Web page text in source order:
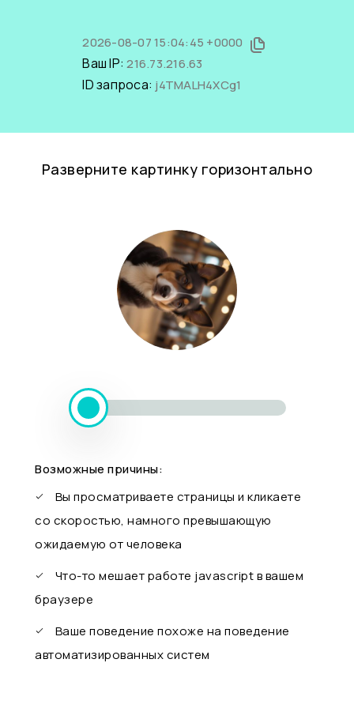
2026-08-07 15:04:45 +0000
Ваш IP:216.73.216.63
ID запроса: j4TMALH4XCg1
Разверните картинку горизонтально
Возможные причины:
Вы просматриваете страницы и кликаете
со скоростью, намного превышающую
ожидаемую от человека
Что-то мешает работе javascript в вашем
браузере
Ваше поведение похоже на поведение
автоматизированных систем